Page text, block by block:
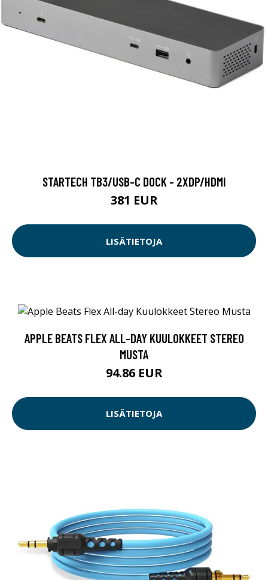
STARTECH TB3/USB-C DOCK - 2XDP/HDMI
381 EUR
LISÄTIETOJA
APPLE BEATS FLEX ALL-DAY KUULOKKEET STEREO
MUSTA
94.86 EUR
LISÄTIETOJA